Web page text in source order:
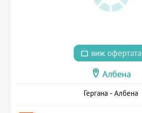
виж офертата
Албена
Гергана - Албена